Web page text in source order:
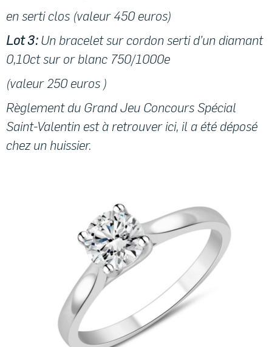
en serti clos (valeur 450 euros)
Lot 3 :Un bracelet sur cordon serti d’un diamant
0,10ct sur or blanc 750/1000e
(valeur 250 euros )
Règlement du Grand Jeu Concours Spécial
Saint-Valentin est à retrouver ici, il a été déposé
chez un huissier.